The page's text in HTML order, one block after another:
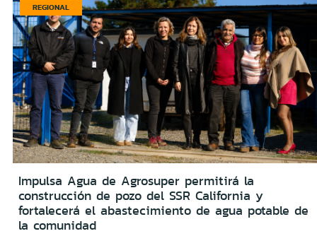
REGIONAL
Impulsa Agua de Agrosuper permitirá la
construcción de pozo del SSR California y
fortalecerá el abastecimiento de agua potable de
la comunidad